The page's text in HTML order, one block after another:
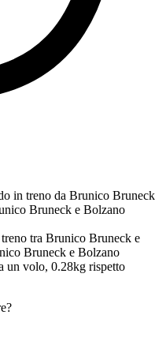
in treno da Brunico Bruneck
Bruneck e Bolzano
tra Brunico Bruneck e
Bruneck e Bolzano
un volo, 0.28kg rispetto